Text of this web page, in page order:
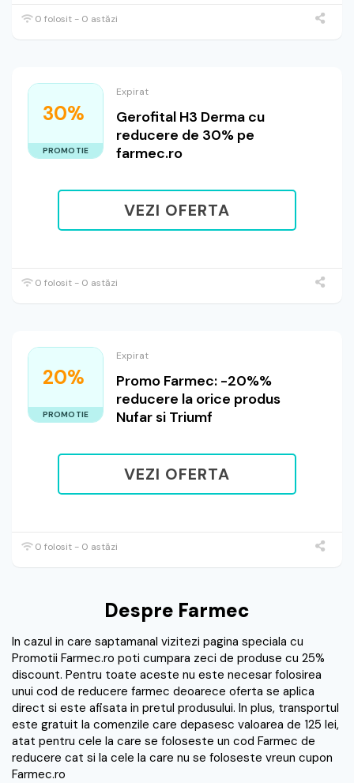
0 folosit - 0 astăzi
30%
PROMOTIE
Expirat
Gerofital H3 Derma cu
reducere de 30% pe
farmec.ro
VEZI OFERTA
0 folosit - 0 astăzi
20%
PROMOTIE
Expirat
Promo Farmec: -20%%
reducere la orice produs
Nufar si Triumf
VEZI OFERTA
0 folosit - 0 astăzi
Despre Farmec
In cazul in care saptamanal vizitezi pagina speciala cu
Promotii Farmec.ro poti cumpara zeci de produse cu 25%
discount. Pentru toate aceste nu este necesar folosirea
unui cod de reducere farmec deoarece oferta se aplica
direct si este afisata in pretul produsului. In plus, transportul
este gratuit la comenzile care depasesc valoarea de 125 lei,
atat pentru cele la care se foloseste un cod Farmec de
reducere cat si la cele la care nu se foloseste vreun cupon
Farmec.ro